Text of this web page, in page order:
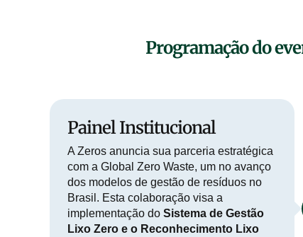
Programação do
Painel Institucional
A Zeros anuncia sua parceria estratégica
com a Global Zero Waste, um no avanço
dos modelos de gestão de resíduos no
Brasil. Esta colaboração visa a
implementação do Sistema de Gestão
Lixo Zero e o Reconhecimento Lixo